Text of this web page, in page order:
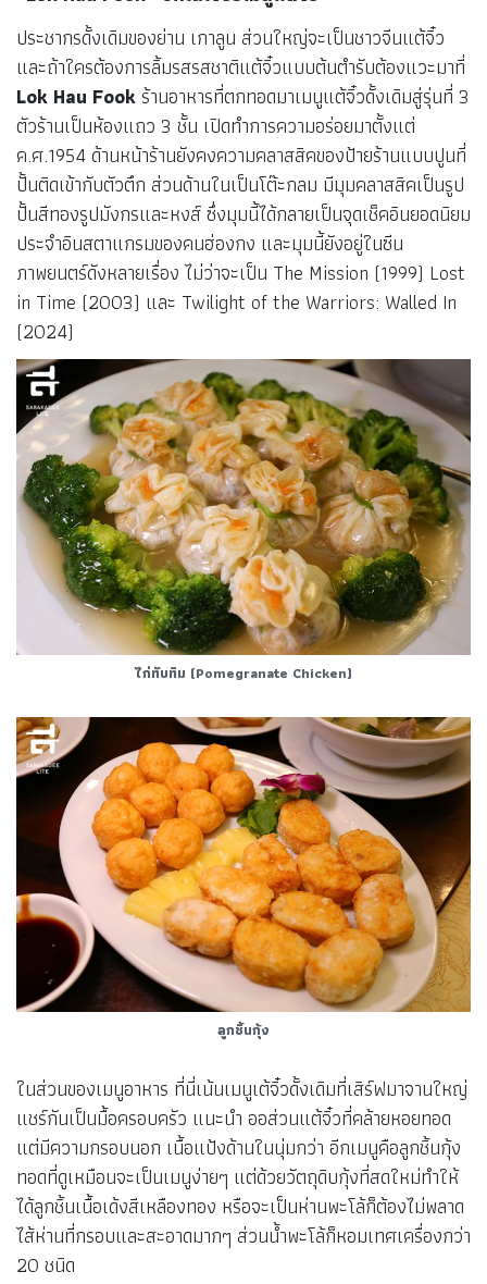
ประชากรดั้งเดิมของย่าน เกาลูน ส่วนใหญ่จะเป็นชาวจีนแต้จิ๋ว
และถ้าใครต้องการลิ้มรสรสชาติแต้จิ๋วแบบต้นตำรับต้องแวะมาที่
Lok Hau Fook ร้านอาหารที่ตกทอดมาเมนูแต้จิ๋วดั้งเดิมสู่รุ่นที่ 3
ตัวร้านเป็นห้องแถว 3 ชั้น เปิดทำการความอร่อยมาตั้งแต่
ค.ศ.1954 ด้านหน้าร้านยังคงความคลาสสิคของป้ายร้านแบบปูนที่
ปั้นติดเข้ากับตัวตึก ส่วนด้านในเป็นโต๊ะกลม มีมุมคลาสสิคเป็นรูป
ปั้นสีทองรูปมังกรและหงส์ ซึ่งมุมนี้ได้กลายเป็นจุดเช็คอินยอดนิยม
ประจำอินสตาแกรมของคนฮ่องกง และมุมนี้ยังอยู่ในซีน
ภาพยนตร์ดังหลายเรื่อง ไม่ว่าจะเป็น The Mission (1999) Lost
in Time (2003) และ Twilight of the Warriors: Walled In
(2024)
ไก่ทับทิม (Pomegranate Chicken)
ลูกชิ้นกุ้ง
ในส่วนของเมนูอาหาร ที่นี่เน้นเมนูเต้จิ๋วดั้งเดิมที่เสิร์ฟมาจานใหญ่
แชร์กันเป็นมื้อครอบครัว แนะนำ ออส่วนแต้จิ๋วที่คล้ายหอยทอด
แต่มีความกรอบนอก เนื้อแป้งด้านในนุ่มกว่า อีกเมนูคือลูกชิ้นกุ้ง
ทอดที่ดูเหมือนจะเป็นเมนูง่ายๆ แต่ด้วยวัตถุดิบกุ้งที่สดใหม่ทำให้
ได้ลูกชิ้นเนื้อเด้งสีเหลืองทอง หรือจะเป็นห่านพะโล้ก็ต้องไม่พลาด
ไส้ห่านที่กรอบและสะอาดมากๆ ส่วนน้ำพะโล้ก็หอมเทศเครื่องกว่า
20 ชนิด